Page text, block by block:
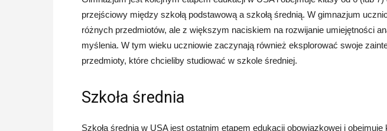
przejściowy między szkołą podstawową a szkołą średnią. W gimnazjum
różnych przedmiotów, ale z większym naciskiem na rozwijanie umiejętności
myślenia. W tym wieku uczniowie zaczynają również eksplorować swoje
przedmioty, które chcieliby studiować w szkole średniej.
Szkoła średnia
Szkoła średnia w USA jest ostatnim etapem edukacji obowiązkowej i